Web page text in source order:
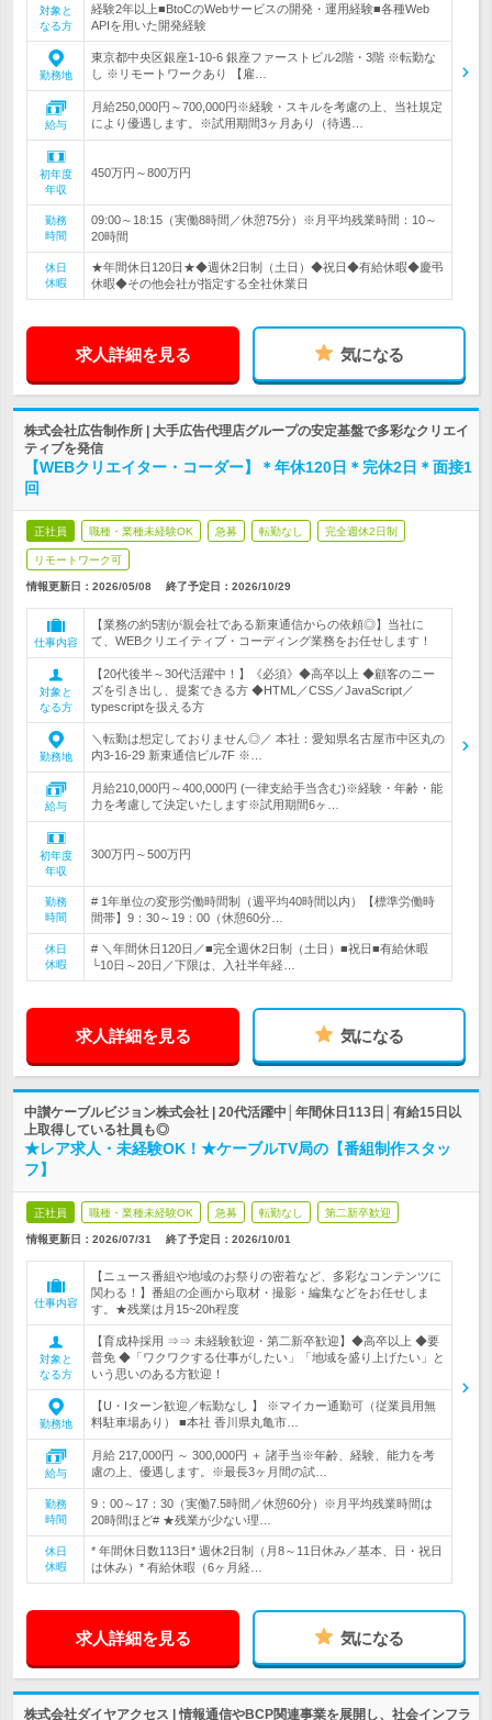
対象と
なる方
経験2年以上■BtoCのWebサービスの開発・運用経験■各種Web
APIを用いた開発経験
勤務地
東京都中央区銀座1-10-6 銀座ファーストビル2階・3階 ※転勤な
し ※リモートワークあり 【雇…
給与
月給250,000円～700,000円※経験・スキルを考慮の上、当社規定
により優遇します。※試用期間3ヶ月あり（待遇…
初年度
年収
450万円～800万円
勤務
時間
09:00～18:15（実働8時間／休憩75分）※月平均残業時間：10～
20時間
休日
休暇
★年間休日120日★◆週休2日制（土日）◆祝日◆有給休暇◆慶弔
休暇◆その他会社が指定する全社休業日
求人詳細を見る 気になる
株式会社広告制作所 | 大手広告代理店グループの安定基盤で多彩なクリエイ
ティブを発信
【WEBクリエイター・コーダー】＊年休120日＊完休2日＊面接1
回
正社員 職種・業種未経験OK 急募 転勤なし 完全週休2日制
リモートワーク可
情報更新日：2026/05/08 終了予定日： 2026/10/29
仕事内容
【業務の約5割が親会社である新東通信からの依頼◎】当社に
て、WEBクリエイティブ・コーディング業務をお任せします！
対象と
なる方
【20代後半～30代活躍中！】《必須》◆高卒以上 ◆顧客のニー
ズを引き出し、提案できる方 ◆HTML／CSS／JavaScript／
typescriptを扱える方
勤務地
＼転勤は想定しておりません◎／ 本社：愛知県名古屋市中区丸の
内3-16-29 新東通信ビル7F ※…
給与
月給210,000円～400,000円 (一律支給手当含む)※経験・年齢・能
力を考慮して決定いたします※試用期間6ヶ…
初年度
年収
300万円～500万円
勤務
時間
# 1年単位の変形労働時間制（週平均40時間以内）【標準労働時
間帯】9：30～19：00（休憩60分…
休日
休暇
# ＼年間休日120日／■完全週休2日制（土日）■祝日■有給休暇
└10日～20日／下限は、入社半年経…
求人詳細を見る 気になる
中讃ケーブルビジョン株式会社 | 20代活躍中│年間休日113日│有給15日以
上取得している社員も◎
★レア求人・未経験OK！★ケーブルTV局の【番組制作スタッ
フ】
正社員 職種・業種未経験OK 急募 転勤なし 第二新卒歓迎
情報更新日：2026/07/31 終了予定日： 2026/10/01
仕事内容
【ニュース番組や地域のお祭りの密着など、多彩なコンテンツに
関わる！】番組の企画から取材・撮影・編集などをお任せしま
す。★残業は月15~20h程度
対象と
なる方
【育成枠採用 ⇒⇒ 未経験歓迎・第二新卒歓迎】◆高卒以上 ◆要
普免 ◆「ワクワクする仕事がしたい」「地域を盛り上げたい」と
いう思いのある方歓迎！
勤務地
【U・Iターン歓迎／転勤なし 】 ※マイカー通勤可（従業員用無
料駐車場あり） ■本社 香川県丸亀市…
給与
月給 217,000円 ～ 300,000円 ＋ 諸手当※年齢、経験、能力を考
慮の上、優遇します。※最長3ヶ月間の試…
勤務
時間
9：00～17：30（実働7.5時間／休憩60分）※月平均残業時間は
20時間ほど# ★残業が少ない理…
休日
休暇
* 年間休日数113日* 週休2日制（月8～11日休み／基本、日・祝日
は休み）* 有給休暇（6ヶ月経…
求人詳細を見る 気になる
株式会社ダイヤアクセス | 情報通信やBCP関連事業を展開し、社会インフラ